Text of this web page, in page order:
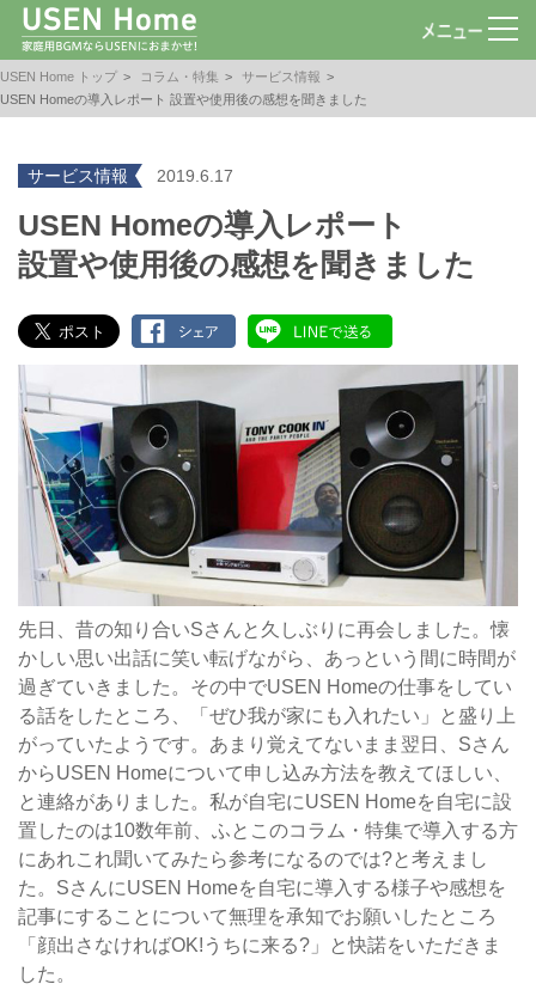
USEN Home トップ コラム・特集
サービス情報
USEN Homeの導入レポート 設置や使用後の感想を聞きました
USEN Homeの導入レポート
設置や使用後の感想を聞きました
2019.6.17
サービス情報
先日、昔の知り合いSさんと久しぶりに再会しました。懐
かしい思い出話に笑い転げながら、あっという間に時間が
過ぎていきました。その中でUSEN Homeの仕事をしてい
る話をしたところ、「ぜひ我が家にも入れたい」と盛り上
がっていたようです。あまり覚えてないまま翌日、Sさん
からUSEN Homeについて申し込み方法を教えてほしい、
と連絡がありました。私が自宅にUSEN Homeを自宅に設
置したのは10数年前、ふとこのコラム・特集で導入する方
にあれこれ聞いてみたら参考になるのでは?と考えまし
た。SさんにUSEN Homeを自宅に導入する様子や感想を
記事にすることについて無理を承知でお願いしたところ
「顔出さなければOK!うちに来る?」と快諾をいただきま
した。